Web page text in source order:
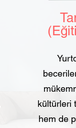
kültürleri
hem de